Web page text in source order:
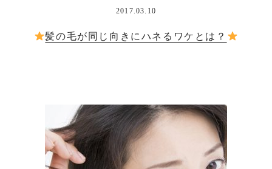
2017.03.10
髪の毛が同じ向きにハネるワケとは？